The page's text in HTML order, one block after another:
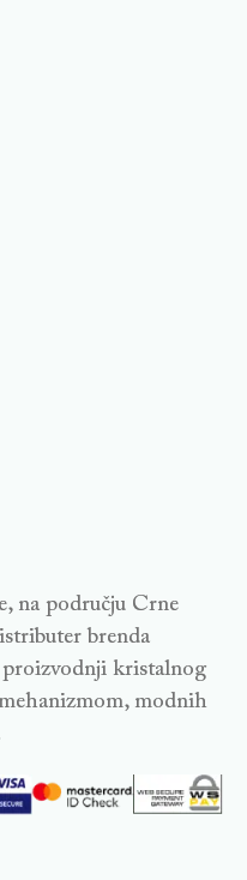
na području Crne
brenda
proizvodnji kristalnog
modnih